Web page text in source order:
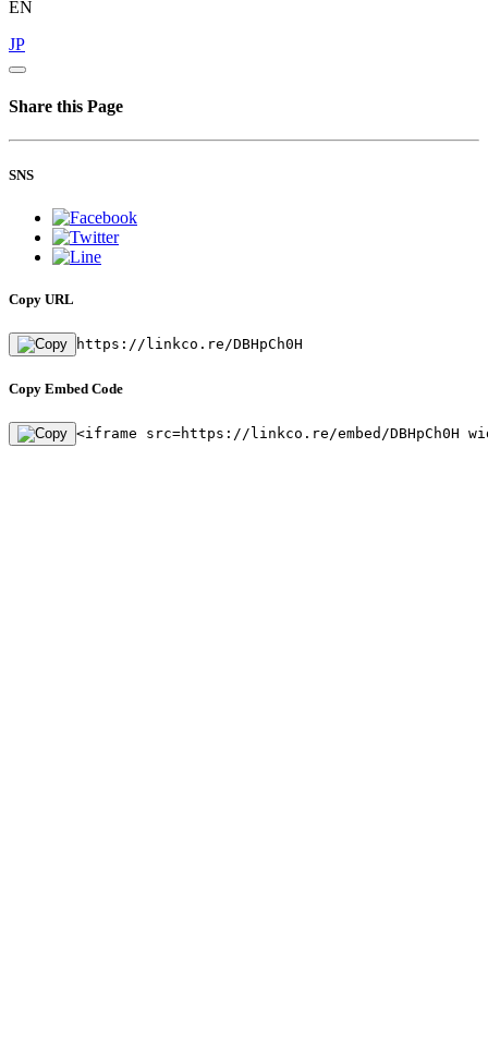
EN
JP
Share this Page
SNS
Copy URL
https://linkco.re/DBHpCh0H
Copy Embed Code
<iframe src=https://linkco.re/embed/DBHpCh0H